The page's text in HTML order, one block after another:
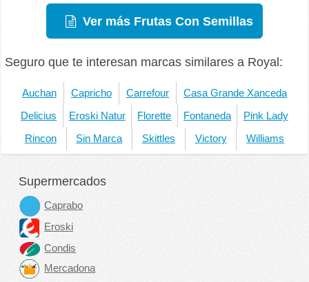
Ver más Frutas Con Semillas
Seguro que te interesan marcas similares a Royal:
Auchan Capricho Carrefour Casa Grande Xanceda
Delicius Eroski Natur Florette Fontaneda Pink Lady
Rincon Sin Marca Skittles Victory Williams
Supermercados
Caprabo
Eroski
Condis
Mercadona